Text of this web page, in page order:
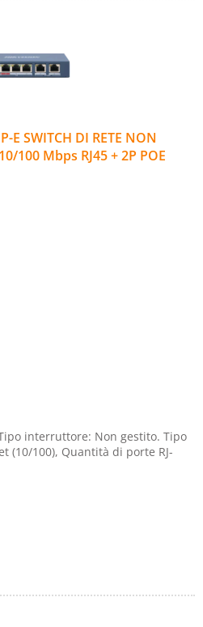
E SWITCH DI RETE NON
100 Mbps RJ45 + 2P POE
interruttore: Non gestito. Tipo
(10/100), Quantità di porte RJ-